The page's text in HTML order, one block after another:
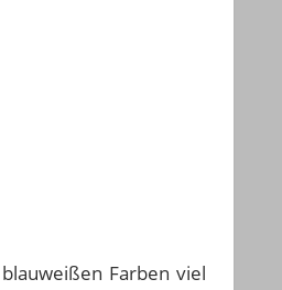
Farben viel